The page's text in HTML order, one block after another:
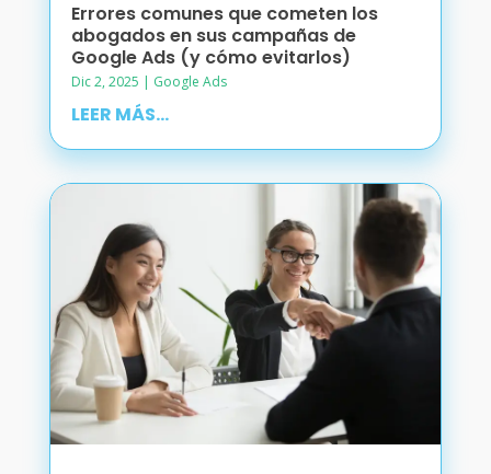
Errores comunes que cometen los
abogados en sus campañas de
Google Ads (y cómo evitarlos)
Dic 2, 2025 Google Ads
LEER MÁS...